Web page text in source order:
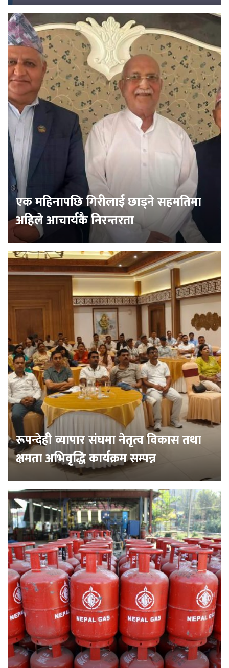
एक महिनापछि गिरीलाई छाड्ने सहमतिमा
अहिले आचार्यकै निरन्तरता
रूपन्देही व्यापार संघमा नेतृत्व विकास तथा
क्षमता अभिवृद्धि कार्यक्रम सम्पन्न